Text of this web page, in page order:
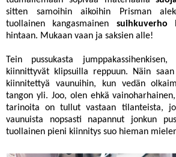
sitten samoihin aikoihin Prisman
tuollainen kangasmainen suihkuverho
hintaan. Mukaan vaan ja saksien alle!
Tein pussukasta
kiinnittyvät klipsuilla reppuun. Näin saan
kiinnitettyä vaunuihin, kun vedän
tangon yli. Joo, olen ehkä
tarinoita on tullut vastaan tilanteista,
vaunuista nopsasti napannut jonkun
tuollainen pieni kiinnitys suo hieman